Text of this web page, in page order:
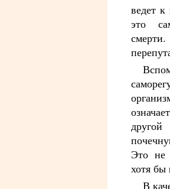
ведет
это
смерти.
Это не
хотя бы
В